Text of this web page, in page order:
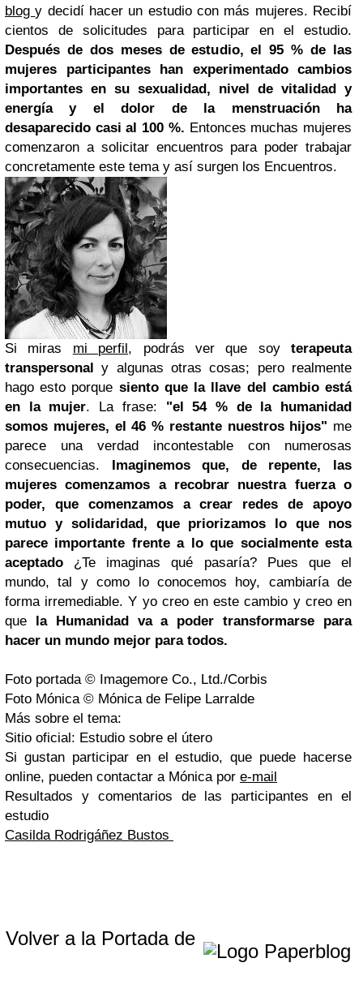
blogy decidí hacer un estudio con más mujeres. Recibí
cientos de solicitudes para participar en el estudio.
Después de dos meses de estudio, el 95 % de las
mujeres participantes han experimentado cambios
importantes en su sexualidad, nivel de vitalidad y
energía y el dolor de la menstruación ha
desaparecido casi al 100 %. Entonces muchas mujeres
comenzaron a solicitar encuentros para poder trabajar
concretamente este tema y así surgen los Encuentros.
Si miras mi perfil, podrás ver que soy terapeuta
transpersonal y algunas otras cosas; pero realmente
hago esto porque siento que la llave del cambio está
en la mujer. La frase: "el 54 % de la humanidad
somos mujeres, el 46 % restante nuestros hijos" me
parece una verdad incontestable con numerosas
consecuencias. Imaginemos que, de repente, las
mujeres comenzamos a recobrar nuestra fuerza o
poder, que comenzamos a crear redes de apoyo
mutuo y solidaridad, que priorizamos lo que nos
parece importante frente a lo que socialmente esta
aceptado ¿Te imaginas qué pasaría? Pues que el
mundo, tal y como lo conocemos hoy, cambiaría de
forma irremediable. Y yo creo en este cambio y creo en
que la Humanidad va a poder transformarse para
hacer un mundo mejor para todos.
Foto portada © Imagemore Co., Ltd./Corbis
Foto Mónica © Mónica de Felipe Larralde
Más sobre el tema:
Sitio oficial: Estudio sobre el útero
Si gustan participar en el estudio, que puede hacerse
online, pueden contactar a Mónica por e-mail
Resultados y comentarios de las participantes en el
estudio
Casilda Rodrigáñez Bustos
Volver a la Portada de